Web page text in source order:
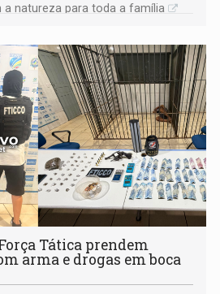
natureza para toda a família
Força Tática prendem
arma e drogas em boca